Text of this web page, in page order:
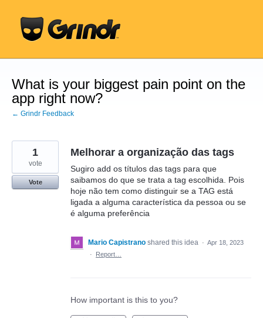
content
What is your biggest pain point on the
app right now?
← Grindr Feedback
Melhorar a organização das tags
Sugiro add os títulos das tags para que
saibamos do que se trata a tag escolhida. Pois
hoje não tem como distinguir se a TAG está
ligada a alguma característica da pessoa ou se
é alguma preferência
1
vote
Vote
Mario Capistrano shared this idea · Apr 18, 2023
·
Report…
How important is this to you?